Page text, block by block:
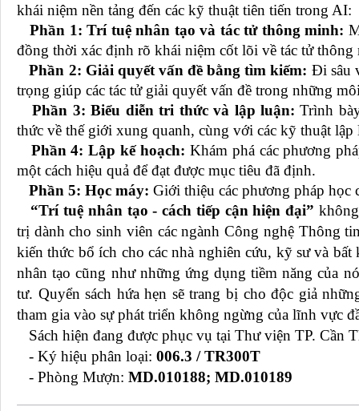
khái niệm nền tảng đến các kỹ thuật tiên tiến trong AI:
Phần 1: Trí tuệ nhân tạo và tác tử thông minh:
đồng thời xác định rõ khái niệm cốt lõi về tác tử thông
Phần 2: Giải quyết vấn đề bằng tìm kiếm: Đi sâu
trọng giúp các tác tử giải quyết vấn đề trong những
Phần 3: Biểu diễn tri thức và lập luận: Trình
thức về thế giới xung quanh, cùng với các kỹ thuật
Phần 4: Lập kế hoạch: Khám phá các phương
một cách hiệu quả để đạt được mục tiêu đã định.
Phần 5: Học máy: Giới thiệu các phương pháp học
“Trí tuệ nhân tạo - cách tiếp cận hiện đại”
trị dành cho sinh viên các ngành Công nghệ Thông
kiến thức bổ ích cho các nhà nghiên cứu, kỹ sư và
nhân tạo cũng như những ứng dụng tiềm năng của
tư. Quyển sách hứa hẹn sẽ trang bị cho độc giả
tham gia vào sự phát triển không ngừng của lĩnh vực
Sách hiện đang được phục vụ tại Thư viện TP. Cần
- Ký hiệu phân loại: 006.3 / TR300T
- Phòng Mượn: MD.010188; MD.010189